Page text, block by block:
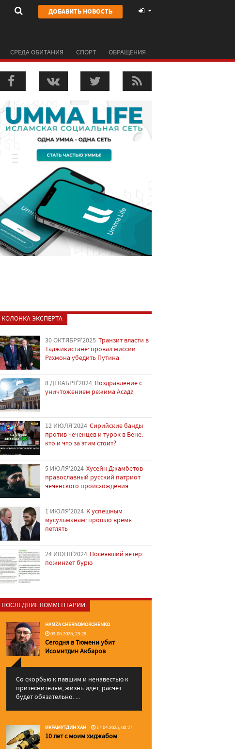
ДОБАВИТЬ НОВОСТЬ
СРЕДА ОБИТАНИЯ СПОРТ ОБРАЩЕНИЯ
КОЛОНКА ЭКСПЕРТА
30 ОКТЯБРЯ'2025 Транзит власти в
Таджикистане: провал миссии
Рахмона убедить Путина
8 ДЕКАБРЯ'2024 Поздравление с
уничтожением режима Асада
12 ИЮЛЯ'2024 Сирийские банды
против чеченцев и турок в Вене:
кто и что за этим стоит?
5 ИЮЛЯ'2024 Хусейн Джамбетов -
православный русский патриот
чеченского происхождения
1 ИЮЛЯ'2024 К успешным
мусульманам: прошло время
петлять
24 ИЮНЯ'2024 Посеявший ветер
пожинает бурю
ПОСЛЕДНИЕ КОММЕНТАРИИ
HAMZA CHERNOMORCHENKO
03.06.2026, 23:29
Сегодня в Тюмени убит
Исомитдин Акбаров
Со скорбью к павшим и ненавестью к
притеснителям, жизнь идет, расчет
будет обязательно. ...
ИКРАМУТДИН ХАН 17.04.2025, 00:27
10 лет с моим хиджабом